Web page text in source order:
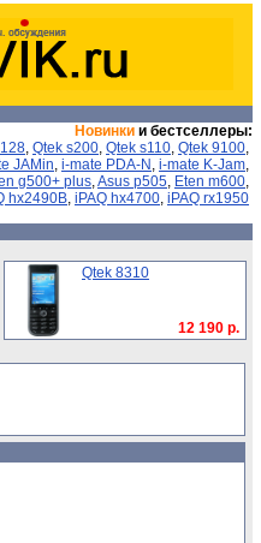
Новинки и бестселлеры:
, Qtek s200, Qtek s110, Qtek 9100,
JAMin, i-mate PDA-N , i-mate K-Jam,
g500+ plus,Asus p505, Eten m600,
hx2490B, iPAQ hx4700, iPAQ rx1950
Qtek 8310
12 190 р.